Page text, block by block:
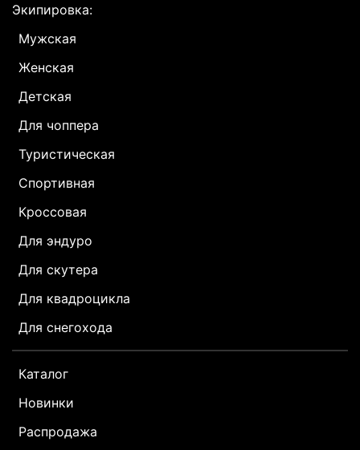
Экипировка:
Мужская
Женская
Детская
Для чоппера
Туристическая
Спортивная
Кроссовая
Для эндуро
Для скутера
Для квадроцикла
Для снегохода
Каталог
Новинки
Распродажа